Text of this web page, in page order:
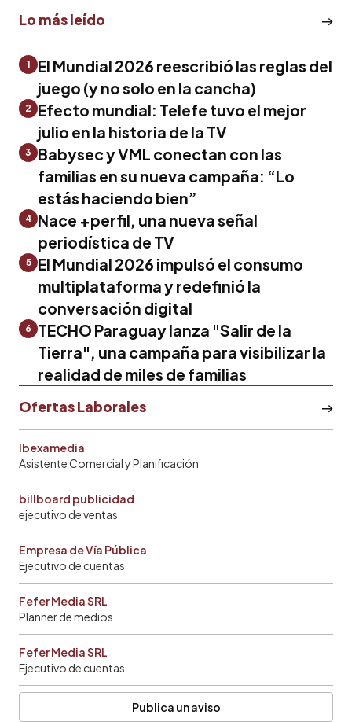
Lo más leído
1
El Mundial 2026 reescribió las reglas del
juego (y no solo en la cancha)
2
Efecto mundial: Telefe tuvo el mejor
julio en la historia de la TV
3
Babysec y VML conectan con las
familias en su nueva campaña: “Lo
estás haciendo bien”
4 Nace +perfil, una nueva señal
periodística de TV
5
El Mundial 2026 impulsó el consumo
multiplataforma y redefinió la
conversación digital
6
TECHO Paraguay lanza "Salir de la
Tierra", una campaña para visibilizar la
realidad de miles de familias
Ofertas Laborales
Ibexamedia
Asistente Comercial y Planificación
billboard publicidad
ejecutivo de ventas
Empresa de Vía Pública
Ejecutivo de cuentas
Fefer Media SRL
Planner de medios
Fefer Media SRL
Ejecutivo de cuentas
Publica un aviso